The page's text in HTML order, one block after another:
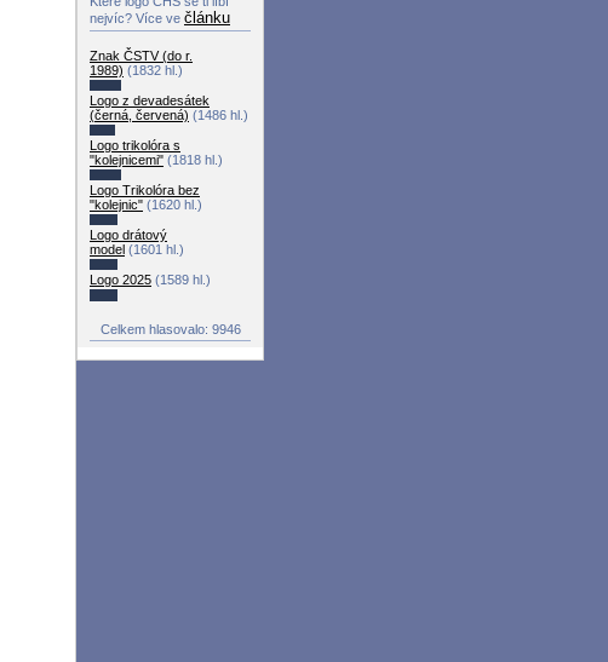
nejvíc? Více ve článku
Znak ČSTV (do r.
1989) (1832 hl.)
Logo z devadesátek
(černá, červená) (1486 hl.)
Logo trikolóra s
"kolejnicemi" (1818 hl.)
Logo Trikolóra bez
"kolejnic" (1620 hl.)
Logo drátový
model (1601 hl.)
Logo 2025 (1589 hl.)
Celkem hlasovalo: 9946